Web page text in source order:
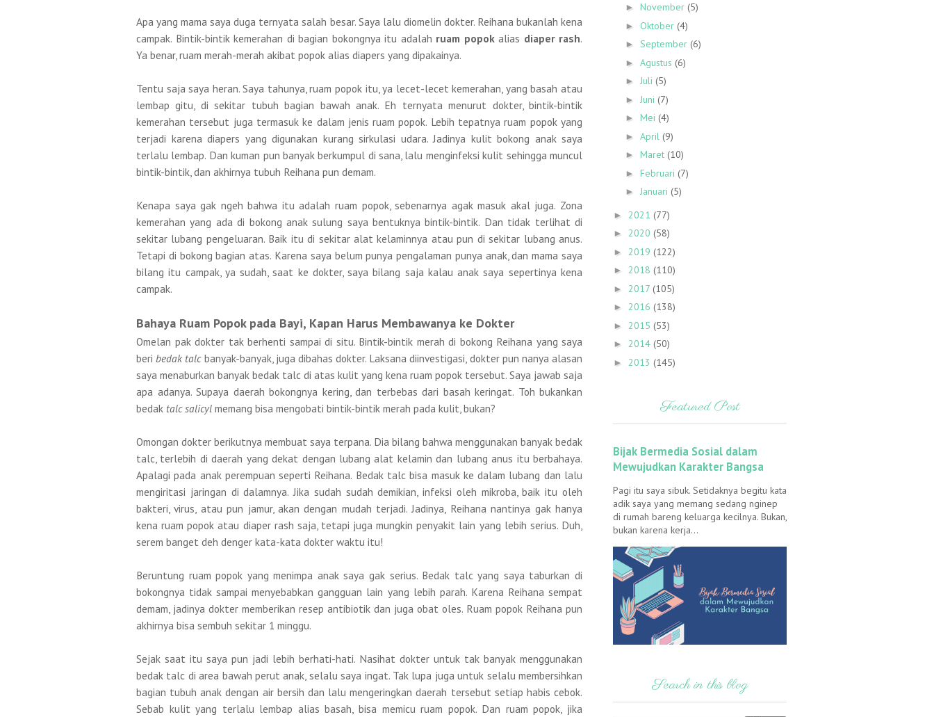
Apa yang mama saya duga ternyata salah besar. Saya lalu diomelin dokter. Reihana bukanlah kena
campak. Bintik-bintik kemerahan di bagian bokongnya itu adalah ruam popokalias diaper rash.
Ya benar, ruam merah-merah akibat popok alias diapers yang dipakainya.
Tentu saja saya heran. Saya tahunya, ruam popok itu, ya lecet-lecet kemerahan, yang basah atau
lembap gitu, di sekitar tubuh bagian bawah anak. Eh ternyata menurut dokter, bintik-bintik
kemerahan tersebut juga termasuk ke dalam jenis ruam popok. Lebih tepatnya ruam popok yang
terjadi karena diapers yang digunakan kurang sirkulasi udara. Jadinya kulit bokong anak saya
terlalu lembap. Dan kuman pun banyak berkumpul di sana, lalu menginfeksi kulit sehingga muncul
bintik-bintik, dan akhirnya tubuh Reihana pun demam.
Kenapa saya gak ngeh bahwa itu adalah ruam popok, sebenarnya agak masuk akal juga. Zona
kemerahan yang ada di bokong anak sulung saya bentuknya bintik-bintik. Dan tidak terlihat di
sekitar lubang pengeluaran. Baik itu di sekitar alat kelaminnya atau pun di sekitar lubang anus.
Tetapi di bokong bagian atas. Karena saya belum punya pengalaman punya anak, dan mama saya
bilang itu campak, ya sudah, saat ke dokter, saya bilang saja kalau anak saya sepertinya kena
campak.
Bahaya Ruam Popok pada Bayi, Kapan Harus Membawanya ke Dokter
Omelan pak dokter tak berhenti sampai di situ. Bintik-bintik merah di bokong Reihana yang saya
beribedak talcbanyak-banyak, juga dibahas dokter. Laksana diinvestigasi, dokter pun nanya alasan
saya menaburkan banyak bedak talc di atas kulit yang kena ruam popok tersebut. Saya jawab saja
apa adanya. Supaya daerah bokongnya kering, dan terbebas dari basah keringat. Toh bukankan
bedak talc salicyl memang bisa mengobati bintik-bintik merah pada kulit, bukan?
Omongan dokter berikutnya membuat saya terpana. Dia bilang bahwa menggunakan banyak bedak
talc, terlebih di daerah yang dekat dengan lubang alat kelamin dan lubang anus itu berbahaya.
Apalagi pada anak perempuan seperti Reihana. Bedak talc bisa masuk ke dalam lubang dan lalu
mengiritasi jaringan di dalamnya. Jika sudah sudah demikian, infeksi oleh mikroba, baik itu oleh
bakteri, virus, atau pun jamur, akan dengan mudah terjadi. Jadinya, Reihana nantinya gak hanya
kena ruam popok atau diaper rash saja, tetapi juga mungkin penyakit lain yang lebih serius. Duh,
serem banget deh denger kata-kata dokter waktu itu!
Beruntung ruam popok yang menimpa anak saya gak serius. Bedak talc yang saya taburkan di
bokongnya tidak sampai menyebabkan gangguan lain yang lebih parah. Karena Reihana sempat
demam, jadinya dokter memberikan resep antibiotik dan juga obat oles. Ruam popok Reihana pun
akhirnya bisa sembuh sekitar 1 minggu.
Sejak saat itu saya pun jadi lebih berhati-hati. Nasihat dokter untuk tak banyak menggunakan
bedak talc di area bawah perut anak, selalu saya ingat. Tak lupa juga untuk selalu membersihkan
bagian tubuh anak dengan air bersih dan lalu mengeringkan daerah tersebut setiap habis cebok.
Sebab kulit yang terlalu lembap alias basah, bisa memicu ruam popok. Dan ruam popok, jika
► November (5)
► Oktober (4)
► September (6)
► Agustus (6)
► Juli (5)
► Juni (7)
► Mei (4)
► April (9)
► Maret (10)
► Februari (7)
► Januari (5)
► 2021 (77)
► 2020 (58)
► 2019 (122)
► 2018 (110)
► 2017 (105)
► 2016 (138)
► 2015 (53)
► 2014 (50)
► 2013 (145)
Featured Post
Bijak Bermedia Sosial dalam
Mewujudkan Karakter Bangsa
Pagi itu saya sibuk. Setidaknya begitu kata
adik saya yang memang sedang nginep
di rumah bareng keluarga kecilnya. Bukan,
bukan karena kerja...
Search in this blog